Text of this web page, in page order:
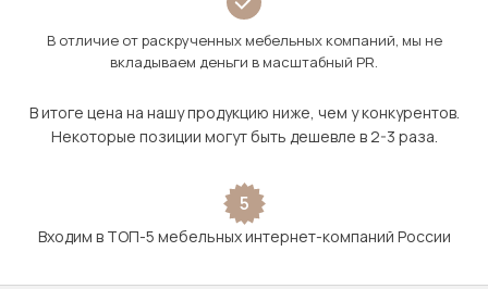
В отличие от раскрученных мебельных компаний, мы не
вкладываем деньги в масштабный PR.
В итоге цена на нашу продукцию ниже, чем у конкурентов.
Некоторые позиции могут быть дешевле в 2-3 раза.
5
Входим в ТОП-5 мебельных интернет-компаний России